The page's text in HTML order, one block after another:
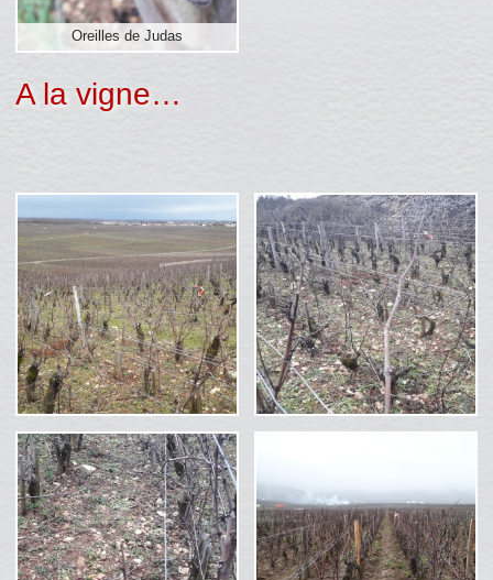
Oreilles de Judas
A la vigne…